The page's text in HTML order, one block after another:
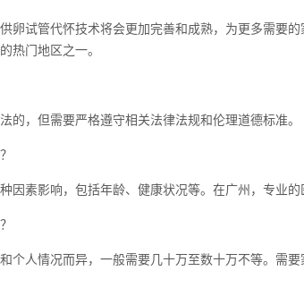
卵试管代怀技术将会更加完善和成熟，为更多需要
热门地区之一。
的，但需要严格遵守相关法律法规和伦理道德标准。
因素影响，包括年龄、健康状况等。在广州，专业的
个人情况而异，一般需要几十万至数十万不等。需要